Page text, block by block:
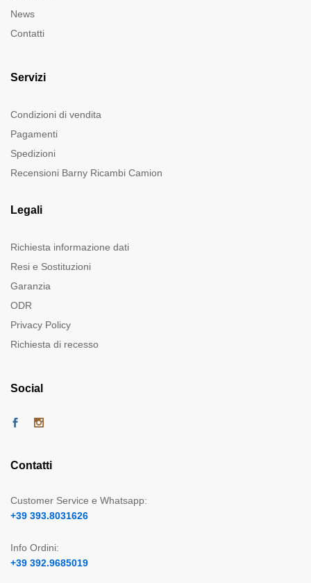
News
Contatti
Servizi
Condizioni di vendita
Pagamenti
Spedizioni
Recensioni Barny Ricambi Camion
Legali
Richiesta informazione dati
Resi e Sostituzioni
Garanzia
ODR
Privacy Policy
Richiesta di recesso
Social
Contatti
Customer Service e Whatsapp:
+39 393.8031626
Info Ordini:
+39 392.9685019